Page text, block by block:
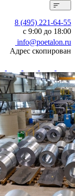
8 (495) 221-64-55
с 9:00 до 18:00
info@poetalon.ru
Адрес скопирован